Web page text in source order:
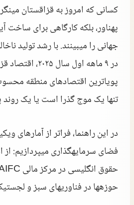
کسانی که امروز به قزاقستان
پهناور، بلکه کارگاهی برای ساخت
در ۹ ماهه اول سال
پویاترین اقتصادهای منطقه
تنها یک موج گذرا است یا یک روند
در این راهنما، فراتر از آمارهای
فضای سرمایهگذاری میپردازیم:
حوزهها در فناوریهای سبز و